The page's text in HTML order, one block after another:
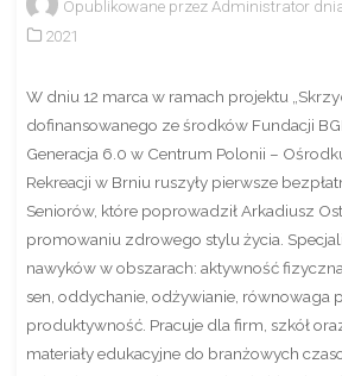
Opublikowane przez Administrator
2021
W dniu 12 marca w ramach projektu
dofinansowanego ze środków Fundacji
Generacja 6.0 w Centrum Polonii –
Rekreacji w Brniu ruszyły pierwsze
Seniorów, które poprowadził Arkadiusz
promowaniu zdrowego stylu życia.
nawyków w obszarach: aktywność
sen, oddychanie, odżywianie, równowaga
produktywność. Pracuje dla firm, szkół
materiały edukacyjne do branżowych